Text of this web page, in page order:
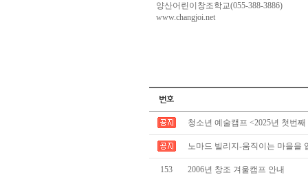
양산어린이창조학교(055-388-3886)
www.changjoi.net
청소년 예술캠프 <2025년 첫번
노마드 빌리지-움직이는 마을을
153 2006년 창조 겨울캠프 안내